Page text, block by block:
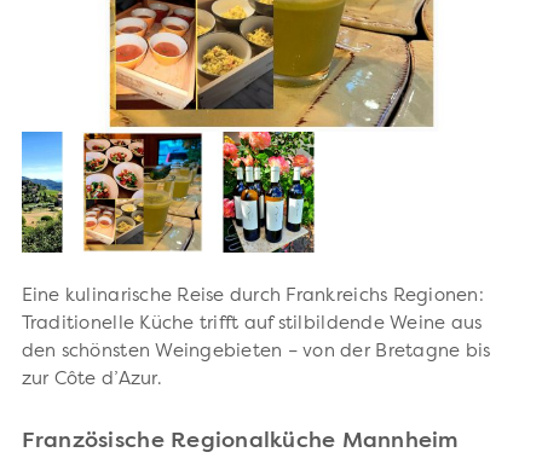
Eine kulinarische Reise durch Frankreichs Regionen:
Traditionelle Küche trifft auf stilbildende Weine aus
den schönsten Weingebieten – von der Bretagne bis
zur Côte d’Azur.
Französische Regionalküche Mannheim